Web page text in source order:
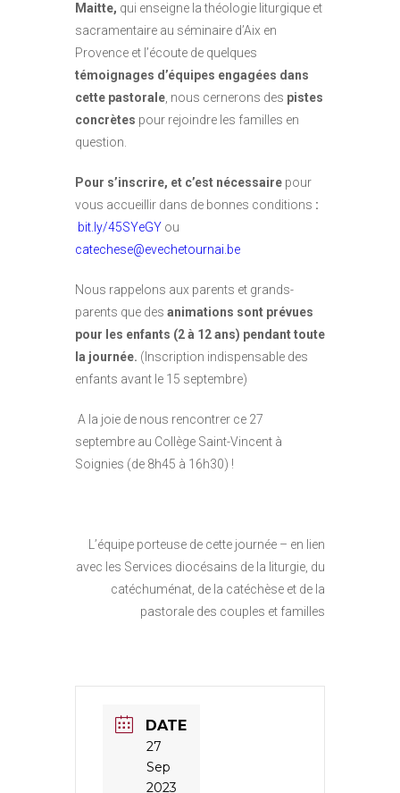
Maitte, qui enseigne la théologie liturgique et
sacramentaire au séminaire d’Aix en
Provence et l’écoute de quelques
témoignages d’équipes engagées dans
cette pastorale , nous cernerons des pistes
concrètes pour rejoindre les familles en
question.
Pour s’inscrire, et c’est nécessaire pour
vous accueillir dans de bonnes conditions :
bit.ly/45SYeGY ou
catechese@evechetournai.be
Nous rappelons aux parents et grands-
parents que des animations sont prévues
pour les enfants (2 à 12 ans) pendant toute
la journée. (Inscription indispensable des
enfants avant le 15 septembre)
A la joie de nous rencontrer ce 27
septembre au Collège Saint-Vincent à
Soignies (de 8h45 à 16h30) !
L’équipe porteuse de cette journée – en lien
avec les Services diocésains de la liturgie, du
catéchuménat, de la catéchèse et de la
pastorale des couples et familles
DATE
27
Sep
2023